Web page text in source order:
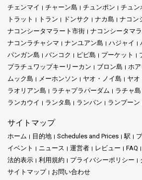
チェンマイ
チャーン島 チュンポン チュン
トラット
トラン ドンサク ナカ島
ナコン
ナコンシータマラート市街
ナコンシータマ
ナコンラチャシマ
ナンユアン島 ハジャイ
パンガン島
バンコク ピピ島 プーケット
プラチュワップキーリーカン
ブロン島 ホ
ムック島
メーホンソン ヤオ・ノイ島 ヤオ
ラオリアン島
ラチャプラパーダム ラチャ島
ランカウイ
ランタ島 ランパン ランプーン
サイトマップ
ホーム 目的地 Schedules and Prices 駅
イベント
ニュース 運営者 レビュー FAQ
法的表示
利用規約 プライバシーポリシー
サイトマップ
お問い合わせ